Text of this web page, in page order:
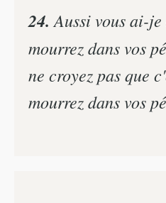
24. Aussi vous ai-
mourrez dans vos
ne croyez pas que
mourrez dans vos